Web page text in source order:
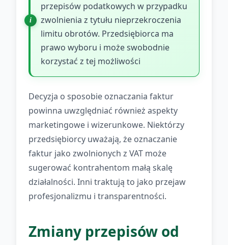
przepisów podatkowych w przypadku
zwolnienia z tytułu nieprzekroczenia
limitu obrotów. Przedsiębiorca ma
prawo wyboru i może swobodnie
korzystać z tej możliwości
Decyzja o sposobie oznaczania faktur
powinna uwzględniać również aspekty
marketingowe i wizerunkowe. Niektórzy
przedsiębiorcy uważają, że oznaczanie
faktur jako zwolnionych z VAT może
sugerować kontrahentom małą skalę
działalności. Inni traktują to jako przejaw
profesjonalizmu i transparentności.
Zmiany przepisów od